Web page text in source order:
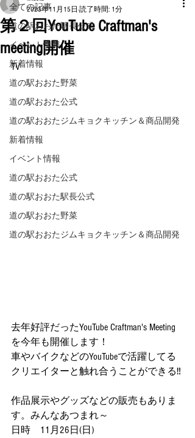
全ての記事
道の駅おおた駅長公式
イベント情報
新着情報
道の駅おおた野菜
道の駅おおた公式
道の駅おおたジムキョクキッチン＆商品開発
新着情報
イベント情報
道の駅おおた公式
道の駅おおた駅長公式
道の駅おおた野菜
道の駅おおたジムキョクキッチン＆商品開発
第２回YouTube Craftman's
meeting開催
2023年11月15日 読了時間: 1分
TV
去年好評だったYouTube Craftman's Meeting
を今年も開催します！
車やバイクなどのYouTubeで活躍してる
クリエイターと触れ合うことができる‼
作品展示やグッズなどの販売もありま
す。みんなあつまれ～
日時　11月26日(日)